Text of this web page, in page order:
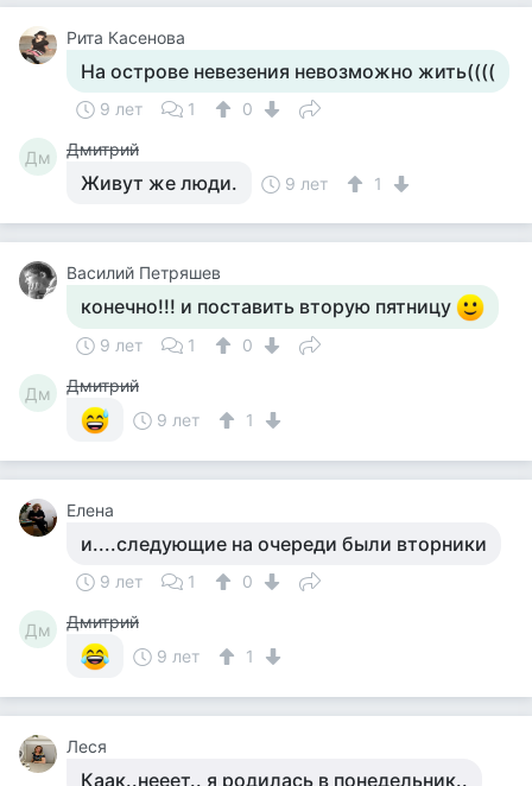
Рита Касенова
На острове невезения невозможно жить((((
9 лет 1 0
Дм Дмитрий
Живут же люди. 9 лет 1
Василий Петряшев
конечно!!! и поставить вторую пятницу
9 лет 1 0
Дм
Дмитрий
9 лет
1
Елена
и....следующие на очереди были вторники
9 лет 1 0
Дм
Дмитрий
9 лет
1
Леся
Каак..нееет.. я родилась в понедельник..